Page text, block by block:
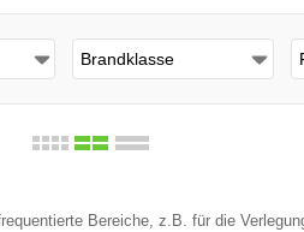
Brandklasse
Bereiche, z.B. für die